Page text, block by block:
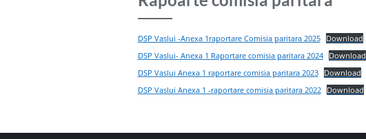
DSP Vaslui -Anexa 1raportare Comisia paritara 2025
Download
DSP Vaslui- Anexa 1 Raportare comisia paritara 2024
Download
DSP Vaslui Anexa 1 raportare comisia paritara 2023
Download
DSP Vaslui Anexa 1 -raportare comisia paritara 2022
Download